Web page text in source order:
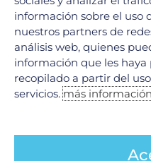
marzo 2022
febrero 2022
enero 2022
diciembre 2021
noviembre 2021
información sobre el uso
nuestros partners de
análisis web, quienes
información que les
recopilado a partir del
servicios.más